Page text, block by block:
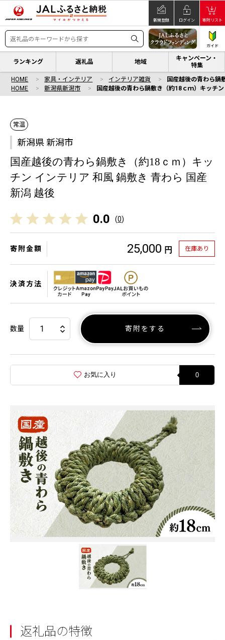
新規登録 ログイン 寄附リスト
ガイド
ランキング 返礼品 地域
キャンペーン・
特集
HOME 家具・インテリア インテリア雑貨
国産越後の青わら鍋
HOME
新潟県新潟市 国産越後の青わら鍋敷き（約18ｃｍ）キッチ
常温
新潟県 新潟市
国産越後の青わら鍋敷き（約18ｃｍ）キッ
チン インテリア 和風 鍋敷き 青わら 国産
新潟 越後
0.0 (0)
寄附金額 25,000 円 在庫あり
決済方法
数量 寄附をする
お気に入り 0
返礼品の特徴